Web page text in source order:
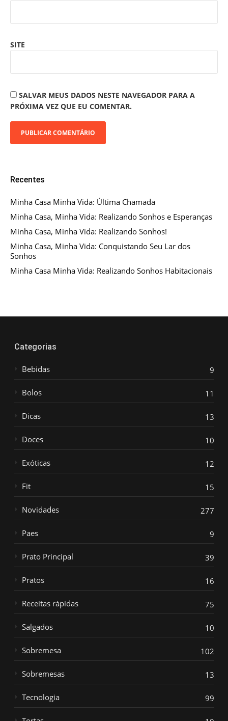
SITE
SALVAR MEUS DADOS NESTE NAVEGADOR PARA A
PRÓXIMA VEZ QUE EU COMENTAR.
Recentes
Minha Casa Minha Vida: Última Chamada
Minha Casa, Minha Vida: Realizando Sonhos e Esperanças
Minha Casa, Minha Vida: Realizando Sonhos!
Minha Casa, Minha Vida: Conquistando Seu Lar dos
Sonhos
Minha Casa Minha Vida: Realizando Sonhos Habitacionais
Categorias
Bebidas 9
Bolos 11
Dicas 13
Doces 10
Exóticas 12
Fit 15
Novidades 277
Paes 9
Prato Principal 39
Pratos 16
Receitas rápidas 75
Salgados 10
Sobremesa 102
Sobremesas 13
Tecnologia 99